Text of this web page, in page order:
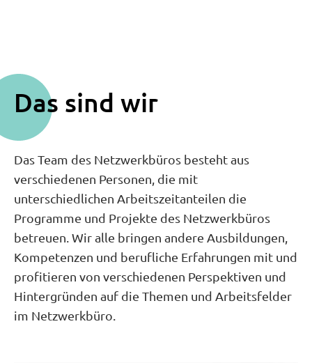
Das sind wir
Das Team des Netzwerkbüros besteht aus
verschiedenen Personen, die mit
unterschiedlichen Arbeitszeitanteilen die
Programme und Projekte des Netzwerkbüros
betreuen. Wir alle bringen andere Ausbildungen,
Kompetenzen und berufliche Erfahrungen mit und
profitieren von verschiedenen Perspektiven und
Hintergründen auf die Themen und Arbeitsfelder
im Netzwerkbüro.